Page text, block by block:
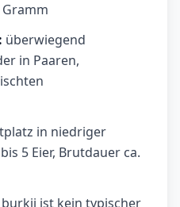
Gramm
überwiegend
in Paaren,
in niedriger
5 Eier, Brutdauer ca.
burkii ist kein typischer